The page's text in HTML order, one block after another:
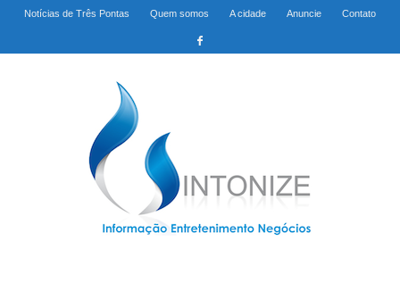
Notícias de Três Pontas Quem somos A cidade Anuncie Contato